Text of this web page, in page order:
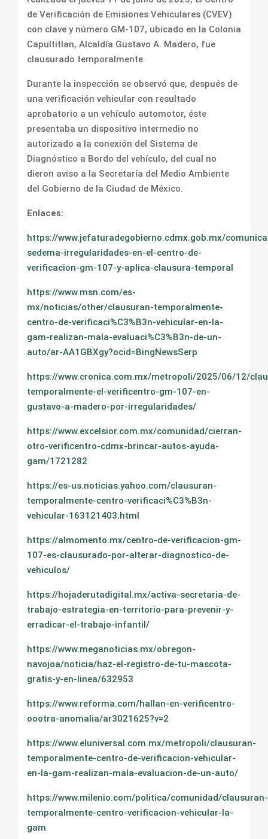
de Verificación de Emisiones Vehiculares (CVEV)
con clave y número GM-107, ubicado en la Colonia
Capultitlan, Alcaldía Gustavo A. Madero, fue
clausurado temporalmente.
Durante la inspección se observó que, después de
una verificación vehicular con resultado
aprobatorio a un vehículo automotor, éste
presentaba un dispositivo intermedio no
autorizado a la conexión del Sistema de
Diagnóstico a Bordo del vehículo, del cual no
dieron aviso a la Secretaría del Medio Ambiente
del Gobierno de la Ciudad de México.
Enlaces:
https://www.jefaturadegobierno.cdmx.gob.mx/
sedema-irregularidades-en-el-centro-de-
verificacion-gm-107-y-aplica-clausura-temporal
https://www.msn.com/es-
mx/noticias/other/clausuran-temporalmente-
centro-de-verificaci%C3%B3n-vehicular-en-la-
gam-realizan-mala-evaluaci%C3%B3n-de-un-
auto/ar-AA1GBXgy?ocid=BingNewsSerp
https://www.cronica.com.mx/metropoli/2025/06/12/
temporalmente-el-verificentro-gm-107-en-
gustavo-a-madero-por-irregularidades/
https://www.excelsior.com.mx/comunidad/cierran-
otro-verificentro-cdmx-brincar-autos-ayuda-
gam/1721282
https://es-us.noticias.yahoo.com/clausuran-
temporalmente-centro-verificaci%C3%B3n-
vehicular-163121403.html
https://almomento.mx/centro-de-verificacion-gm-
107-es-clausurado-por-alterar-diagnostico-de-
vehiculos/
https://hojaderutadigital.mx/activa-secretaria-de-
trabajo-estrategia-en-territorio-para-prevenir-y-
erradicar-el-trabajo-infantil/
https://www.meganoticias.mx/obregon-
navojoa/noticia/haz-el-registro-de-tu-mascota-
gratis-y-en-linea/632953
https://www.reforma.com/hallan-en-verificentro-
oootra-anomalia/ar3021625?v=2
https://www.eluniversal.com.mx/metropoli/clausuran-
temporalmente-centro-de-verificacion-vehicular-
en-la-gam-realizan-mala-evaluacion-de-un-auto/
https://www.milenio.com/politica/comunidad/clausuran-
temporalmente-centro-verificacion-vehicular-la-
gam